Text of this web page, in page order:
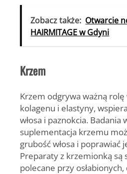
Zobacz także: Otwarcie
HAIRMITAGE w Gdyni
Krzem
Krzem odgrywa ważną
kolagenu i elastyny,
włosa i paznokcia. Badania
suplementacja krzemu
grubość włosa i poprawiać
Preparaty z krzemionką są
polecane przy osłabionych,